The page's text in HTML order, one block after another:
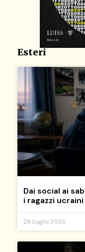
Esteri
Dai social ai
i ragazzi ucraini
29 Luglio 2026